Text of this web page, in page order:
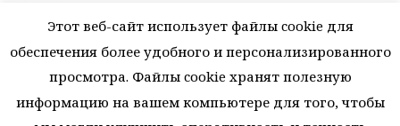
Этот веб-сайт использует файлы cookie для
обеспечения более удобного и персонализированного
просмотра. Файлы cookie хранят полезную
информацию на вашем компьютере для того, чтобы